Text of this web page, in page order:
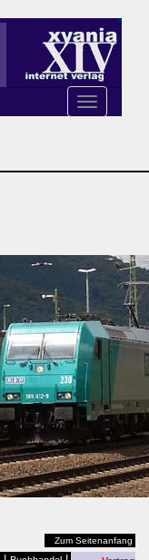
Toggle
navigation
Zum Seitenanfang